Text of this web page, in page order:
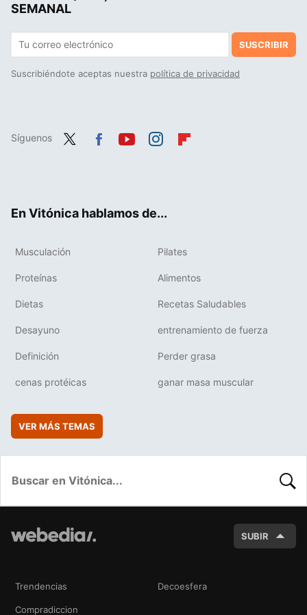
SEMANAL
SUSCRIBIR
Suscribiéndote aceptas nuestra política de privacidad
Síguenos
En Vitónica hablamos de...
Musculación Pilates
Proteínas Alimentos
Dietas Recetas Saludables
Desayuno entrenamiento de fuerza
Definición Perder grasa
cenas protéicas ganar masa muscular
VER MÁS TEMAS
SUBIR
Trendencias Decoesfera
Compradiccion